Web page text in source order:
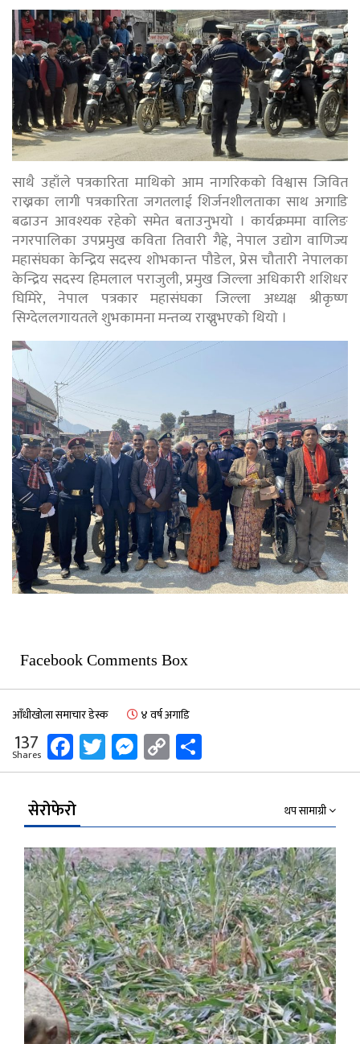
साथै उहाँले पत्रकारिता माथिको आम नागरिकको विश्वास जिवित
राख्नका लागी पत्रकारिता जगतलाई शिर्जनशीलताका साथ अगाडि
बढाउन आवश्यक रहेको समेत बताउनुभयो । कार्यक्रममा वालिङ
नगरपालिका उपप्रमुख कविता तिवारी गैह्रे, नेपाल उद्योग वाणिज्य
महासंघका केन्द्रिय सदस्य शोभकान्त पौडेल, प्रेस चौतारी नेपालका
केन्द्रिय सदस्य हिमलाल पराजुली, प्रमुख जिल्ला अधिकारी शशिधर
घिमिरे, नेपाल पत्रकार महासंघका जिल्ला अध्यक्ष श्रीकृष्ण
सिग्देललगायतले शुभकामना मन्तव्य राख्नुभएको थियो ।
Facebook Comments Box
आँधीखोला समाचार डेस्क ४ वर्ष अगाडि
137
Shares Facebook
Twitter
Messenger
Copy
Link
सेरोफेरो थप सामाग्री